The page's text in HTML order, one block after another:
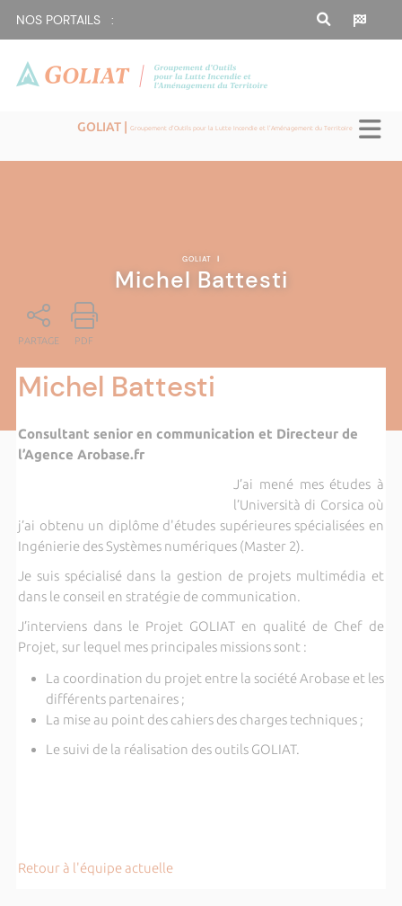
NOS PORTAILS :
GOLIAT |Groupement d'Outils pour la Lutte Incendie et l'Aménagement du Territoire
GOLIAT |
Michel Battesti
PARTAGE PDF
Michel Battesti
Consultant senior en communication et Directeur de
l’Agence Arobase.fr
J’ai mené mes études à
l’Università di Corsica où
j’ai obtenu un diplôme d'études supérieures spécialisées en
Ingénierie des Systèmes numériques (Master 2).
Je suis spécialisé dans la gestion de projets multimédia et
dans le conseil en stratégie de communication.
J’interviens dans le Projet GOLIAT en qualité de Chef de
Projet, sur lequel mes principales missions sont :
La coordination du projet entre la société Arobase et les
différents partenaires ;
La mise au point des cahiers des charges techniques ;
Le suivi de la réalisation des outils GOLIAT.
Retour à l'équipe actuelle